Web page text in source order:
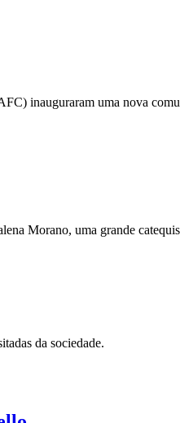
inauguraram uma nova
Morano, uma grande
da sociedade.